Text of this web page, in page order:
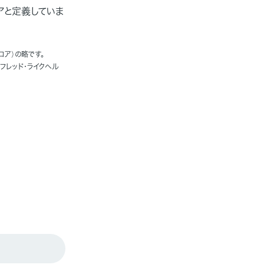
定義していま
）の略です。
ッド・ライクヘル